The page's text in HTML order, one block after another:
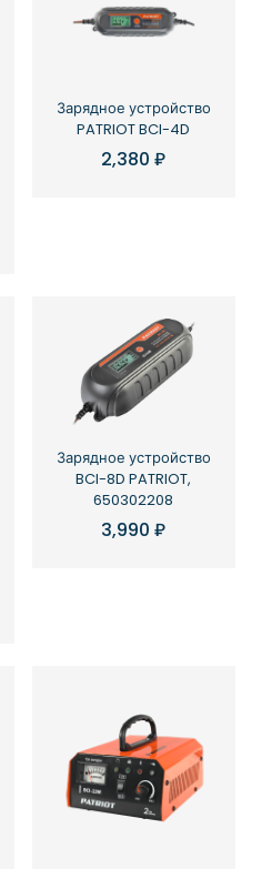
Зарядное устройство
PATRIOT BCI-4D
2,380₽
Зарядное устройство
BCI-8D PATRIOT,
650302208
3,990₽